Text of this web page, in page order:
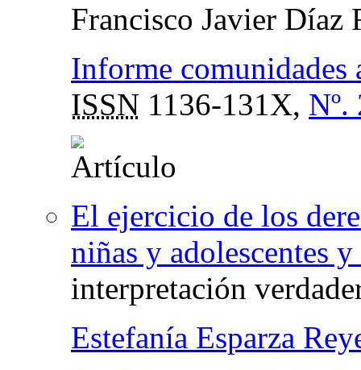
Francisco Javier Díaz
Informe comunidades
ISSN 1136-131X, Nº.
El ejercicio de los
niñas y adolescentes
interpretación
Estefanía Esparza